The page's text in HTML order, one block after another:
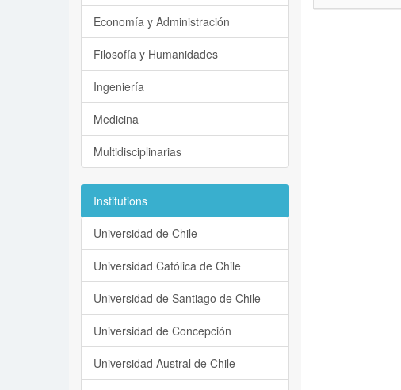
Economía y Administración
Filosofía y Humanidades
Ingeniería
Medicina
Multidisciplinarias
Institutions
Universidad de Chile
Universidad Católica de Chile
Universidad de Santiago de Chile
Universidad de Concepción
Universidad Austral de Chile